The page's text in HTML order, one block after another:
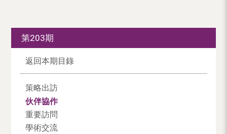
第203期
返回本期目錄
策略出訪
伙伴協作
重要訪問
學術交流